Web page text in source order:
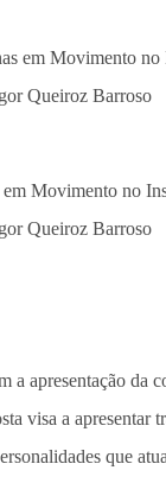
Movimento no
Queiroz Barroso
a apresentação da
visa a apresentar
que